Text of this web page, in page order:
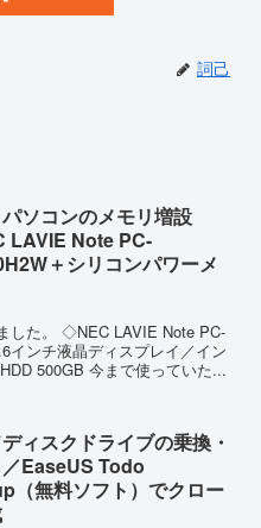
詞己
ソコンのメモリ増設
LAVIE Note PC-
＋シリコンパワーメ
した。 ◇NEC LAVIE Note PC-
インチ液晶ディスプレイ／イン
500GB 今まで使っていた...
ィスクドライブの乗換・
EaseUS Todo
（無料ソフト）でクロー